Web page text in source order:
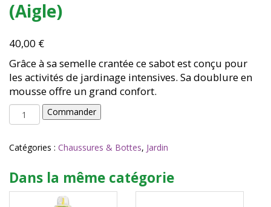
(Aigle)
40,00 €
Grâce à sa semelle crantée ce sabot est conçu pour
les activités de jardinage intensives. Sa doublure en
mousse offre un grand confort.
quantité
de
lessfor
T40
(Aigle)
Commander
Catégories : Chaussures & Bottes, Jardin
Dans la même catégorie